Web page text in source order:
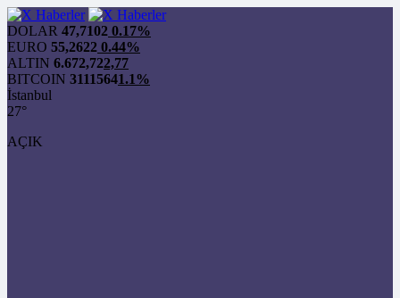
DOLAR 47,7102 0.17%
EURO 55,2622 0.44%
ALTIN 6.672,722,77
BITCOIN 31115641.1%
İstanbul
27°
AÇIK